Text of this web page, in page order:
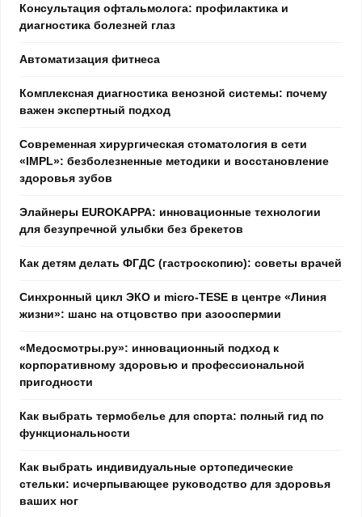
Консультация офтальмолога: профилактика и
диагностика болезней глаз
Автоматизация фитнеса
Комплексная диагностика венозной системы: почему
важен экспертный подход
Современная хирургическая стоматология в сети
«IMPL»: безболезненные методики и восстановление
здоровья зубов
Элайнеры EUROKAPPA: инновационные технологии
для безупречной улыбки без брекетов
Как детям делать ФГДС (гастроскопию): советы врачей
Синхронный цикл ЭКО и micro-TESE в центре «Линия
жизни»: шанс на отцовство при азооспермии
«Медосмотры.ру»: инновационный подход к
корпоративному здоровью и профессиональной
пригодности
Как выбрать термобелье для спорта: полный гид по
функциональности
Как выбрать индивидуальные ортопедические
стельки: исчерпывающее руководство для здоровья
ваших ног